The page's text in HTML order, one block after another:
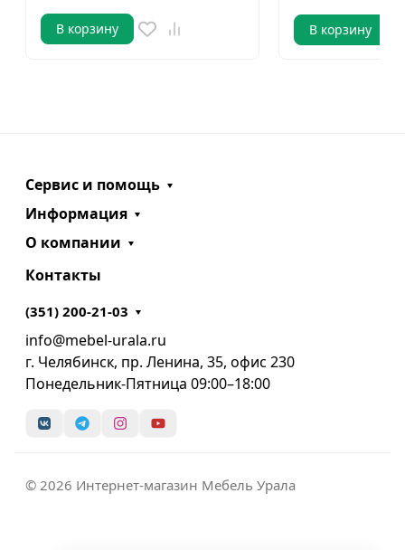
В корзину В корзину
Сервис и помощь
Информация
О компании
Контакты
(351) 200-21-03
info@mebel-urala.ru
г. Челябинск, пр. Ленина, 35, офис 230
Понедельник-Пятница 09:00–18:00
© 2026 Интернет-магазин Мебель Урала